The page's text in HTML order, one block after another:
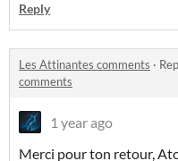
Reply
Les Attinantes comments ·
comments
1 year ago
Merci pour ton retour,